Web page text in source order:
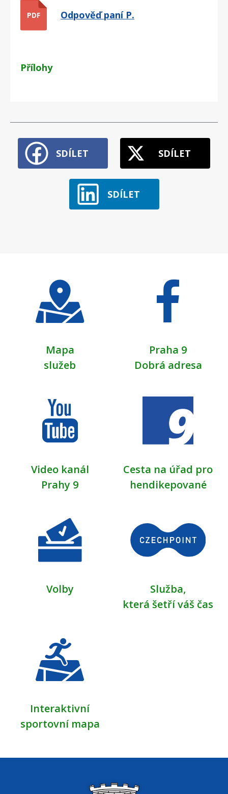
PDF Odpověď paní P.
Přílohy
SDÍLET SDÍLET
SDÍLET
Mapa
služeb
Praha 9
Dobrá adresa
Video kanál
Prahy 9
Cesta na úřad pro
hendikepované
Volby
Služba,
která šetří váš čas
Interaktivní
sportovní mapa